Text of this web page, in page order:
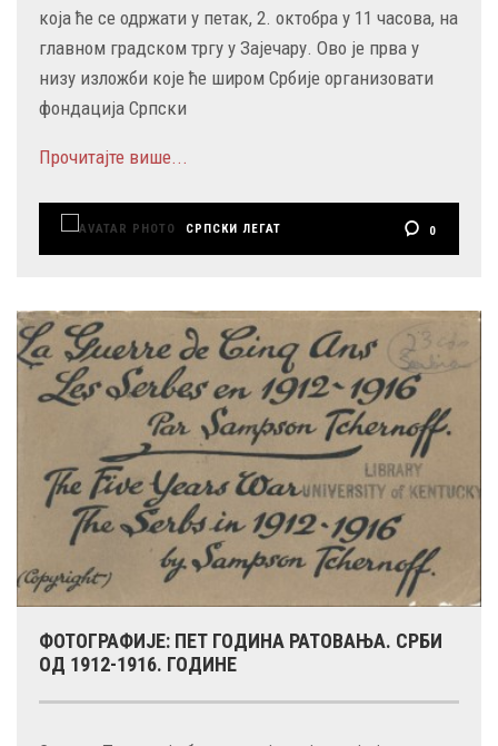
која ће се одржати у петак, 2. октобра у 11 часова, на
главном градском тргу у Зајечару. Ово је прва у
низу изложби које ће широм Србије организовати
фондација Српски
Прочитајте више...
СРПСКИ ЛЕГАТ 0
ФОТОГРАФИЈЕ: ПЕТ ГОДИНА РАТОВАЊА. СРБИ
ОД 1912-1916. ГОДИНЕ